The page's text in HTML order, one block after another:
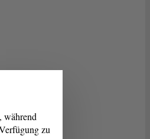
während
zu